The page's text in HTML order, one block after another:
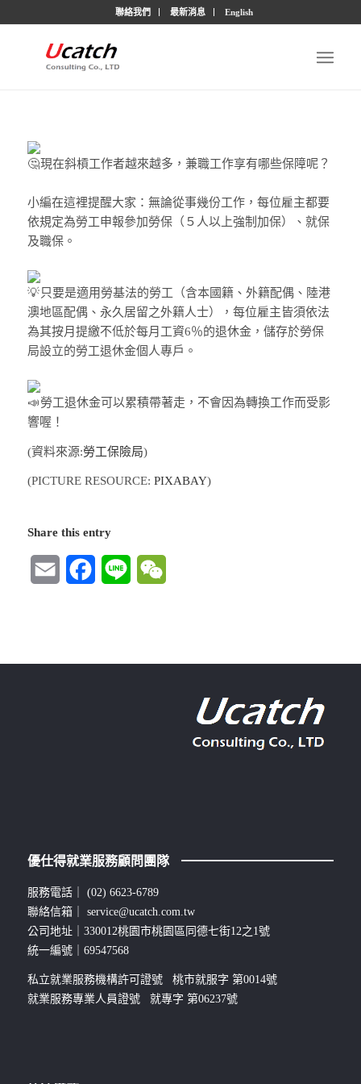
聯絡我們 最新消息 English
現在斜槓工作者越來越多，兼職工作享有哪些保障呢？
小編在這裡提醒大家：無論從事幾份工作，每位雇主都要
依規定為勞工申報參加勞保（５人以上強制加保）、就保
及職保。
只要是適用勞基法的勞工（含本國籍、外籍配偶、陸港
澳地區配偶、永久居留之外籍人士），每位雇主皆須依法
為其按月提繳不低於每月工資6％的退休金，儲存於勞保
局設立的勞工退休金個人專戶。
勞工退休金可以累積帶著走，不會因為轉換工作而受影
響喔！
(資料來源:勞工保險局)
(PICTURE RESOURCE: PIXABAY)
Share this entry
Email FacebookLine
優仕得就業服務顧問團隊
服務電話｜ (02) 6623-6789
聯絡信箱｜ service@ucatch.com.tw
公司地址｜330012桃園市桃園區同德七街12之1號
統一編號｜69547568
私立就業服務機構許可證號 桃市就服字 第0014號
就業服務專業人員證號 就專字 第06237號